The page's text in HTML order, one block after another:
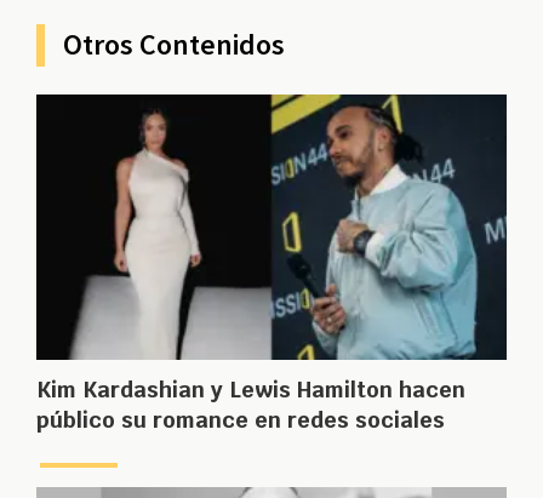
Otros Contenidos
Kim Kardashian y Lewis Hamilton hacen
público su romance en redes sociales